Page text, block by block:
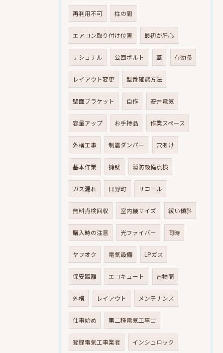
再利用不可 柱の間
エアコン取り付け位置 最初が肝心
ナショナル 公団ボルト 蓋 有効長
レイアウト変更 型番確認方法
壁面ブラケット 自作 安井電気
容量アップ お手持品 作業スペース
外構工事 制震ダンパー 穴あけ
基本作業 擁壁 消防設備点検
ガス漏れ 日野町 リコール
無料点検回収 室内機サイズ 緩い傾斜
購入時の注意 光ファイバー 同時
ヤフオク 電気設備 LPガス
保安距離 エコキュート 古物商
外構 レイアウト メンテナンス
仕事始め 第二種電気工事士
登録電気工事業者 インシュロック